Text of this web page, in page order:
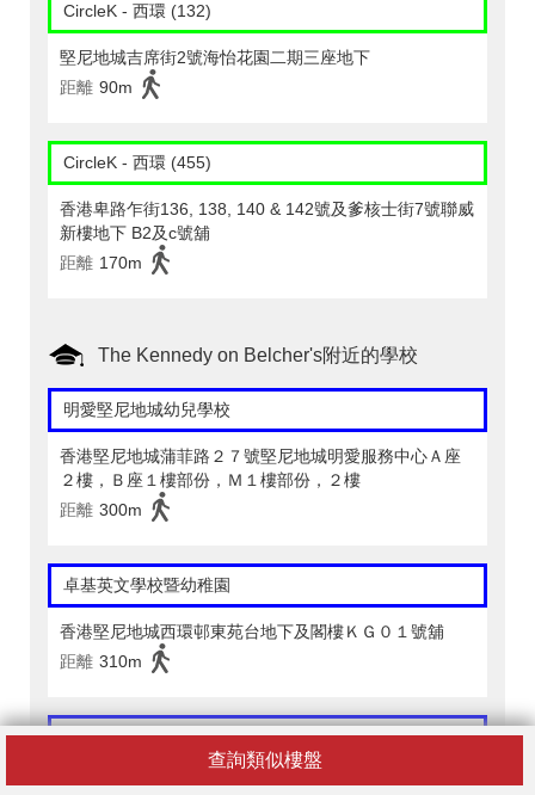
查詢類似樓盤
CircleK - 西環 (132)
堅尼地城吉席街2號海怡花園二期三座地下
距離 90m
CircleK - 西環 (455)
香港卑路乍街136, 138, 140 & 142號及爹核士街7號聯威
新樓地下 B2及c號舖
距離 170m
The Kennedy on Belcher's附近的學校
明愛堅尼地城幼兒學校
香港堅尼地城蒲菲路２７號堅尼地城明愛服務中心Ａ座
２樓，Ｂ座１樓部份，Ｍ１樓部份，２樓
距離 300m
卓基英文學校暨幼稚園
香港堅尼地城西環邨東苑台地下及閣樓ＫＧ０１號舖
距離 310m
奧恩國際幼稚園
香港堅尼地城卑路乍街４６Ａ號隆基大廈１樓及１樓平